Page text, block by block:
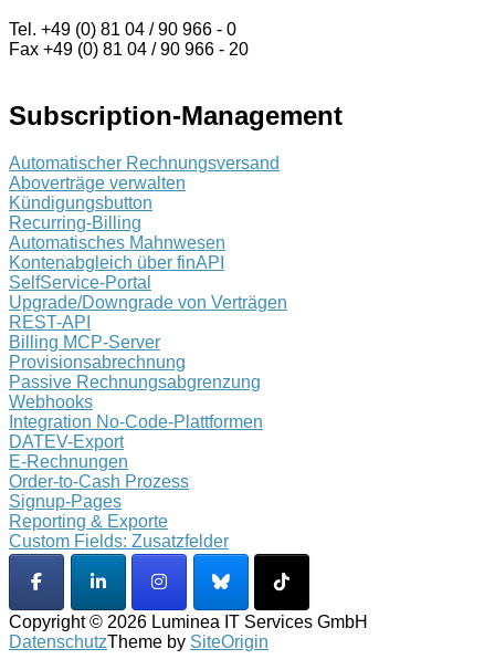
Tel. +49 (0) 81 04 / 90 966 - 0
Fax +49 (0) 81 04 / 90 966 - 20
Subscription-Management
Automatischer Rechnungsversand
Aboverträge verwalten
Kündigungsbutton
Recurring-Billing
Automatisches Mahnwesen
Kontenabgleich über finAPI
SelfService-Portal
Upgrade/Downgrade von Verträgen
REST-API
Billing MCP-Server
Provisionsabrechnung
Passive Rechnungsabgrenzung
Webhooks
Integration No-Code-Plattformen
DATEV-Export
E-Rechnungen
Order-to-Cash Prozess
Signup-Pages
Reporting & Exporte
Custom Fields: Zusatzfelder
Copyright © 2026 Luminea IT Services GmbH
DatenschutzTheme by SiteOrigin